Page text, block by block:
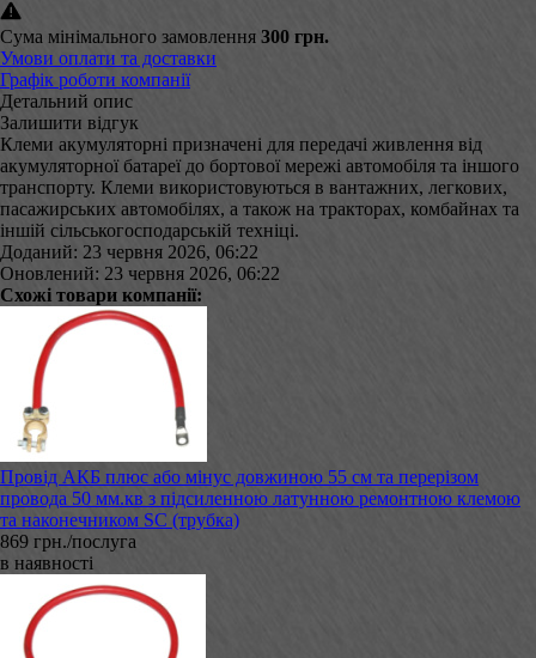
Сума мінімального замовлення 300 грн.
Умови оплати та доставки
Графік роботи компанії
Детальний опис
Залишити відгук
Клеми акумуляторні призначені для передачі живлення від
акумуляторної батареї до бортової мережі автомобіля та іншого
транспорту. Клеми використовуються в вантажних, легкових,
пасажирських автомобілях, а також на тракторах, комбайнах та
іншій сільськогосподарській техніці.
Доданий: 23 червня 2026, 06:22
Оновлений: 23 червня 2026, 06:22
Схожі товари компанії:
Провід АКБ плюс або мінус довжиною 55 см та перерізом
провода 50 мм.кв з підсиленною латунною ремонтною клемою
та наконечником SC (трубка)
869 грн./послуга
в наявності